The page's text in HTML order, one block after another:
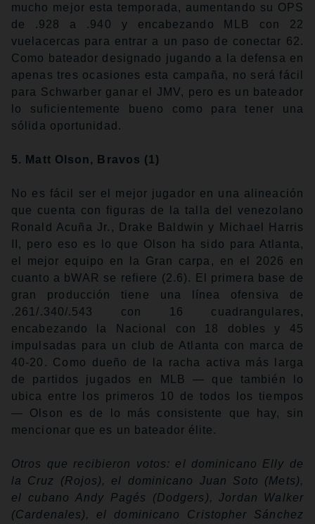
mucho mejor esta temporada, aumentando su OPS
de .928 a .940 y encabezando MLB con 22
vuelacercas para entrar a un paso de conectar 62.
Como bateador designado jugando a la defensa en
apenas tres ocasiones esta campaña, no será fácil
para Schwarber ganar el JMV, pero es un bateador
lo suficientemente bueno como para tener una
sólida oportunidad.
5. Matt Olson, Bravos (1)
No es fácil ser el mejor jugador en una alineación
que cuenta con figuras de la talla del venezolano
Ronald Acuña Jr., Drake Baldwin y Michael Harris
II, pero eso es lo que Olson ha sido para Atlanta,
el mejor equipo en la Gran carpa, en el 2026 en
cuanto a bWAR se refiere (2.6). El primera base de
gran producción tiene una línea ofensiva de
.261/.340/.543 con 16 cuadrangulares,
encabezando la Nacional con 18 dobles y 45
impulsadas para un club de Atlanta con marca de
40-20. Como dueño de la racha activa más larga
de partidos jugados en MLB — que también lo
ubica entre los primeros 10 de todos los tiempos
— Olson es de lo más consistente que hay, sin
mencionar que es un bateador élite.
Otros que recibieron votos: el dominicano Elly de
la Cruz (Rojos), el dominicano Juan Soto (Mets),
el cubano Andy Pagés (Dodgers), Jordan Walker
(Cardenales), el dominicano Cristopher Sánchez